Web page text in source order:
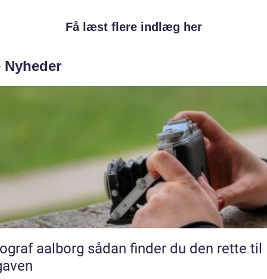
Få læst flere indlæg her
Nyheder
sådan finder du den rette til